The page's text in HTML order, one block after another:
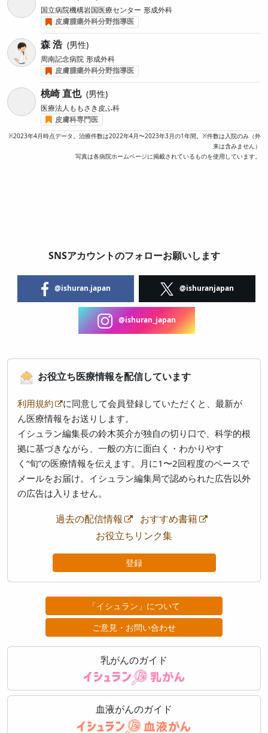
国立病院機構岩国医療センター 形成外科
皮膚腫瘍外科分野指導医
森 浩 男性
周南記念病院 形成外科
皮膚腫瘍外科分野指導医
桃崎 直也 男性
医療法人ももさき皮ふ科
皮膚科専門医
※2023年4月時点データ。治療件数は2022年4月〜2023年3月の1年間。※件数は入院のみ（外
来は含みません）
写真は各病院ホームページに掲載されているものを使用しています。
SNSアカウントのフォローお願いします
@ishuran.japan @ishuranjapan
@ishuran_japan
お役立ち医療情報を配信しています
利用規約
に同意して会員登録していただくと、最新が
ん医療情報をお送りします。
イシュラン編集長の鈴木英介が独自の切り口で、科学的根
拠に基づきながら、一般の方に面白く・わかりやす
く“旬”の医療情報を伝えます。月に1〜2回程度のペースで
メールをお届け。イシュラン編集局で認められた広告以外
の広告は入りません。
過去の配信情報
おすすめ書籍
お役立ちリンク集
登録
「イシュラン」について
ご意見・お問い合わせ
乳がんのガイド
血液がんのガイド